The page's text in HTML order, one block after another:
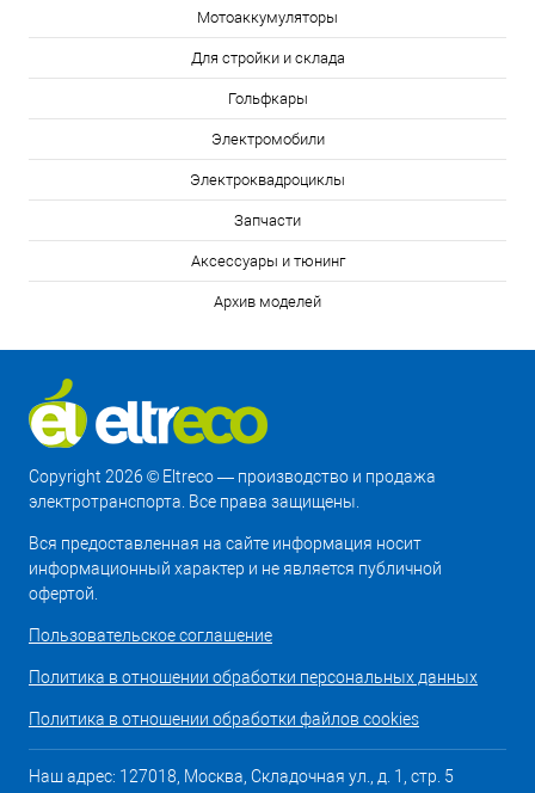
Мотоаккумуляторы
Для стройки и склада
Гольфкары
Электромобили
Электроквадроциклы
Запчасти
Аксессуары и тюнинг
Архив моделей
Copyright 2026 © Eltreco — производство и продажа
электротранспорта. Все права защищены.
Вся предоставленная на сайте информация носит
информационный характер и не является публичной
офертой.
Пользовательское соглашение
Политика в отношении обработки персональных данных
Политика в отношении обработки файлов cookies
Наш адрес: 127018, Москва, Складочная ул., д. 1, стр. 5